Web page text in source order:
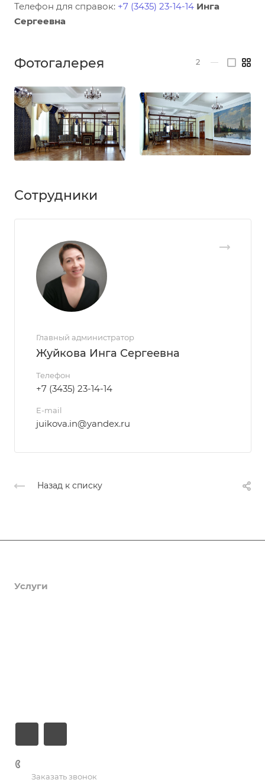
Телефон для справок: +7 (3435) 23-14-14 Инга
Сергеевна
Фотогалерея 2 —
Сотрудники
Главный администратор
Жуйкова Инга Сергеевна
Телефон
+7 (3435) 23-14-14
E-mail
juikova.in@yandex.ru
Назад к списку
Услуги
Заказать звонок